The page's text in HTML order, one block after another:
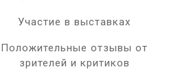
Участие в выставках
Положительные отзывы от
зрителей и критиков